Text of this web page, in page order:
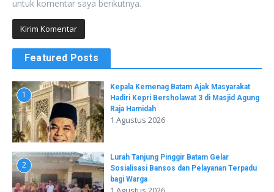
untuk komentar saya berikutnya.
Featured Posts
1
Kepala Kemenag Batam Ajak Masyarakat
Hadiri Kepri Bersholawat 3 di Masjid Agung
Raja Hamidah
1 Agustus 2026
2
Lurah Tanjung Pinggir Batam Gelar
Sosialisasi Bansos dan Pelayanan Terpadu
bagi Warga